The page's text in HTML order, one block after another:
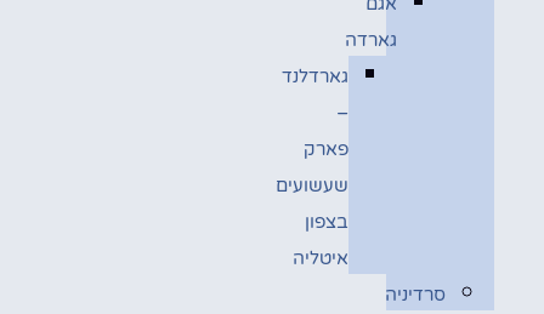
גארדה
גארדלנד
–
פארק
שעשועים
בצפון
איטליה
סרדיניה